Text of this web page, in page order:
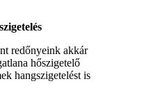
redőnyeink akkár
hőszigetelő
hangszigetelést is